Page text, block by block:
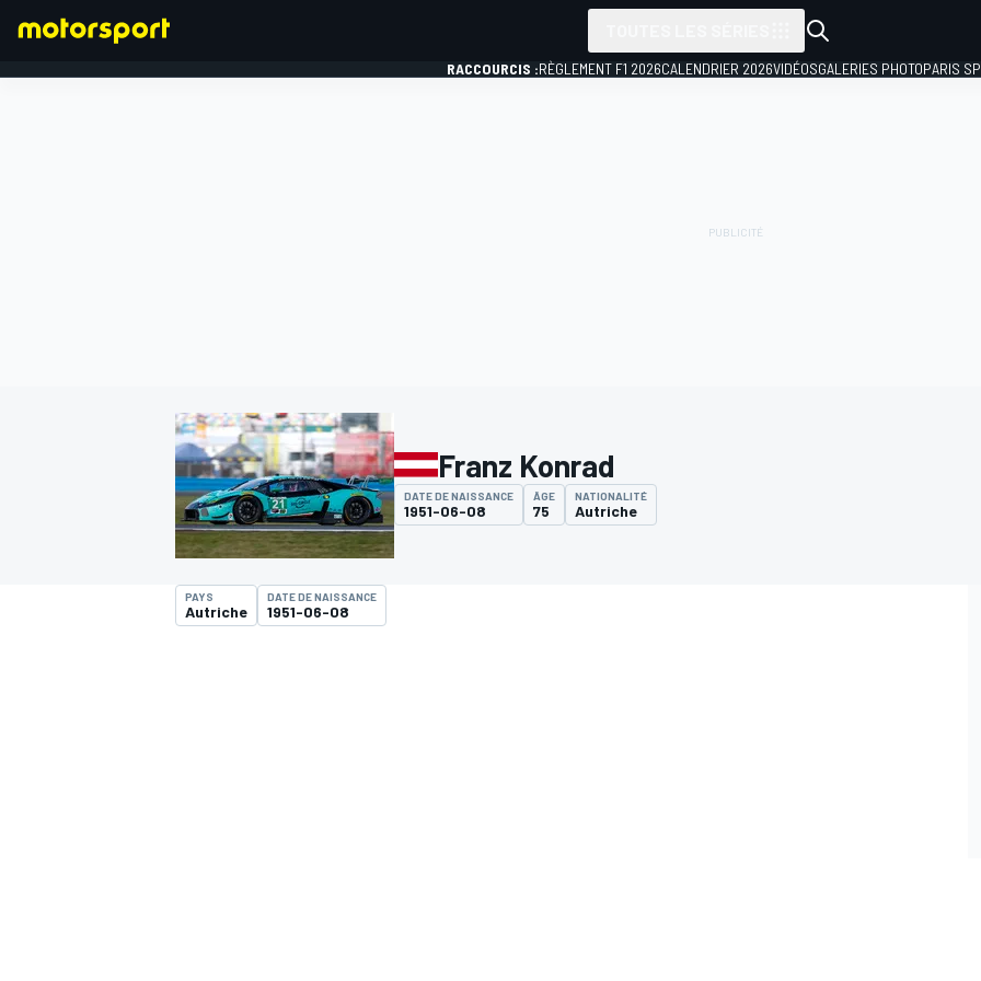
RACCOURCIS :RÈGLEMENT F1 2026CALENDRIER 2026VIDÉOSGALERIES PHOTOPARIS
Franz Konrad
DATE DE NAISSANCE
1951-06-08
ÂGE
75
NATIONALITÉ
Autriche
PAYS
Autriche
DATE DE NAISSANCE
1951-06-08